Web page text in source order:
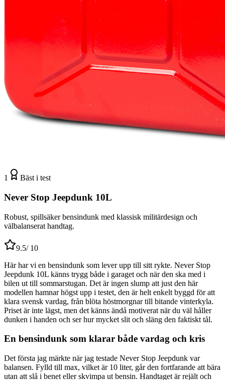
1 Bäst i test
Never Stop Jeepdunk 10L
Robust, spillsäker bensindunk med klassisk militärdesign och
välbalanserat handtag.
9.5/ 10
Här har vi en bensindunk som lever upp till sitt rykte. Never Stop
Jeepdunk 10L känns trygg både i garaget och när den ska med i
bilen ut till sommarstugan. Det är ingen slump att just den här
modellen hamnar högst upp i testet, den är helt enkelt byggd för att
klara svensk vardag, från blöta höstmorgnar till bitande vinterkyla.
Priset är inte lägst, men det känns ändå motiverat när du väl håller
dunken i handen och ser hur mycket slit och släng den faktiskt tål.
En bensindunk som klarar både vardag och kris
Det första jag märkte när jag testade Never Stop Jeepdunk var
balansen. Fylld till max, vilket är 10 liter, går den fortfarande att bära
utan att slå i benet eller skvimpa ut bensin. Handtaget är rejält och